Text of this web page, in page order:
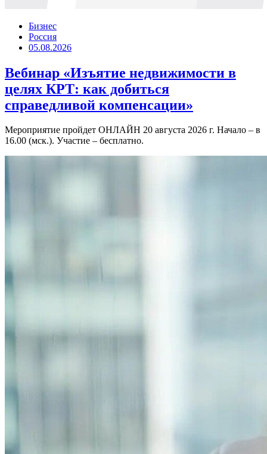
Бизнес
Россия
05.08.2026
Вебинар «Изъятие недвижимости в
целях КРТ: как добиться
справедливой компенсации»
Мероприятие пройдет ОНЛАЙН 20 августа 2026 г. Начало – в
16.00 (мск.). Участие – бесплатно.